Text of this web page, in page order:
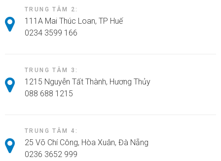
TRUNG TÂM 2:
111A Mai Thúc Loan, TP Huế
0234 3599 166
TRUNG TÂM 3:
1215 Nguyễn Tất Thành, Hương Thủy
088 688 1215
TRUNG TÂM 4:
25 Võ Chí Công, Hòa Xuân, Đà Nẵng
0236 3652 999